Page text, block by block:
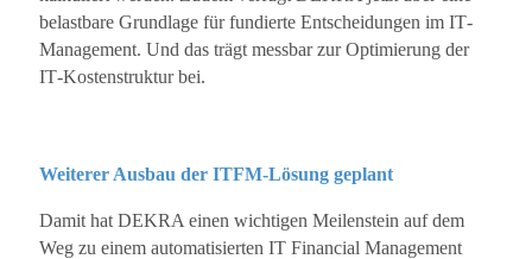
belastbare Grundlage für fundierte Entscheidungen im IT‐
Management. Und das trägt messbar zur Optimierung der
IT‐Kostenstruktur bei.
Weiterer Ausbau der ITFM‐Lösung geplant
Damit hat DEKRA einen wichtigen Meilenstein auf dem
Weg zu einem automatisierten IT Financial Management